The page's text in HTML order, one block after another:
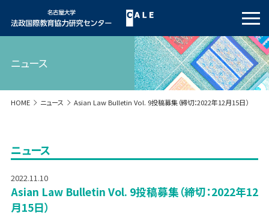
ニュース
HOME ニュース Asian Law Bulletin Vol. 9投稿募集（締切：2022年12月15日）
ニュース
2022.11.10
Asian Law Bulletin Vol. 9投稿募集（締切：2022年12
月15日）